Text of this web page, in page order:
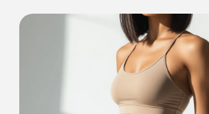
-15% на проведение 2
-15% на проведение лазерной